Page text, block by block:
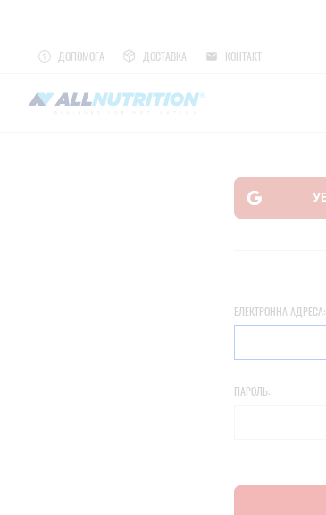
ДОПОМОГА ДОСТАВКА КОНТАКТ
ЕЛЕКТРОННА АДРЕСА:
ПАРОЛЬ: